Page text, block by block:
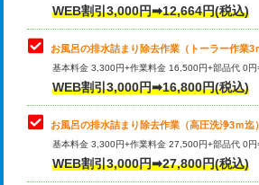
トイレ便器脱着
タンクレストイレ脱着
小便器トイレ脱着
その他部品の脱着
交換・取付（タンク）
WEB割引3,000円➡12,664円(税込)
お風呂の排水詰まり除去作業（トーラー作業3
基本料金 3,300円+作業料金 16,500円+部品代 0
WEB割引3,000円➡16,800円(税込)
お風呂の排水詰まり除去作業（高圧洗浄3ｍ迄）
基本料金 3,300円+作業料金 27,500円+部品代 0
WEB割引3,000円➡27,800円(税込)